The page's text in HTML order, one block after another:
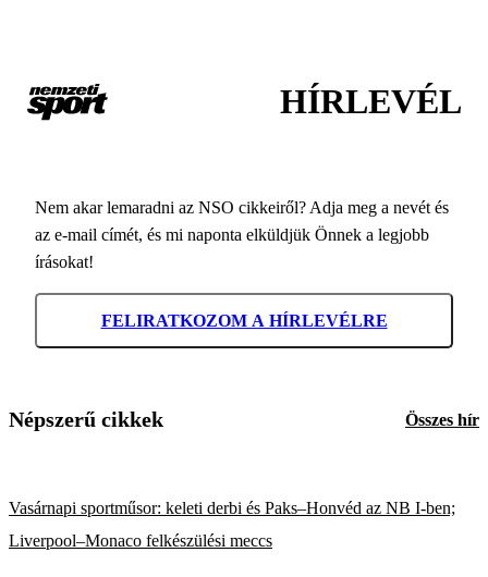
HÍRLEVÉL
Nem akar lemaradni az NSO cikkeiről? Adja meg a nevét és
az e-mail címét, és mi naponta elküldjük Önnek a legjobb
írásokat!
FELIRATKOZOM A HÍRLEVÉLRE
Népszerű cikkek Összes hír
Vasárnapi sportműsor: keleti derbi és Paks–Honvéd az NB I-ben;
Liverpool–Monaco felkészülési meccs